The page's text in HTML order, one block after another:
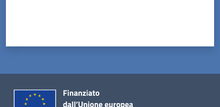
gli